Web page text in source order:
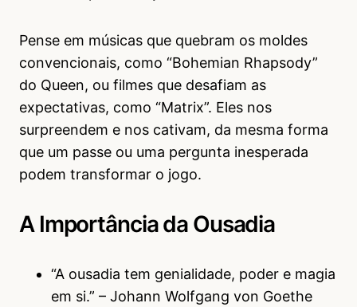
Pense em músicas que quebram os moldes
convencionais, como “Bohemian Rhapsody”
do Queen, ou filmes que desafiam as
expectativas, como “Matrix”. Eles nos
surpreendem e nos cativam, da mesma forma
que um passe ou uma pergunta inesperada
podem transformar o jogo.
A Importância da Ousadia
“A ousadia tem genialidade, poder e magia
em si.” – Johann Wolfgang von Goethe